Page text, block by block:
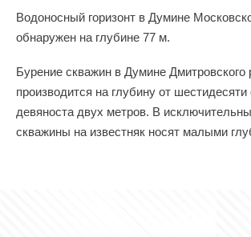
Водоносный горизонт в Думине
обнаружен на глубине 77 м.
Бурение скважин в Думине Дмитровского
производится на глубину от
девяноста двух метров. В
скважины на известняк носят малыми